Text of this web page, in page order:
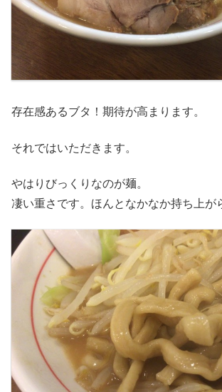
存在感あるブタ！期待が高まります。
それではいただきます。
やはりびっくりなのが麺。
凄い重さです。ほんとなかなか持ち上が